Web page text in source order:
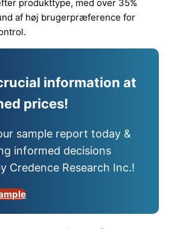
produkttype, med over 35%
af høj brugerpræference for
information at
prices!
sample report today &
informed decisions
Credence Research Inc.!